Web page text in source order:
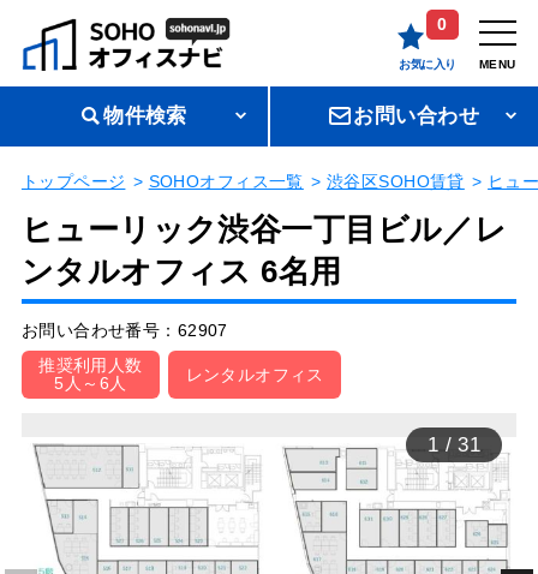
0
お気に入り MENU
物件検索 お問い合わせ
トップページ SOHOオフィス一覧 渋谷区SOHO賃貸 ヒュ
ヒューリック渋谷一丁目ビル／レ
ンタルオフィス 6名用
お問い合わせ番号：62907
推奨利用人数
5人～6人
レンタルオフィス
1 /31